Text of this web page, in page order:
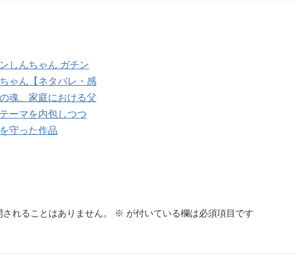
しんちゃん ガチン
ゃん【ネタバレ・感
魂、家庭における父
ーマを内包しつつ
守った作品
れることはありません。 ※ が付いている欄は必須項目です